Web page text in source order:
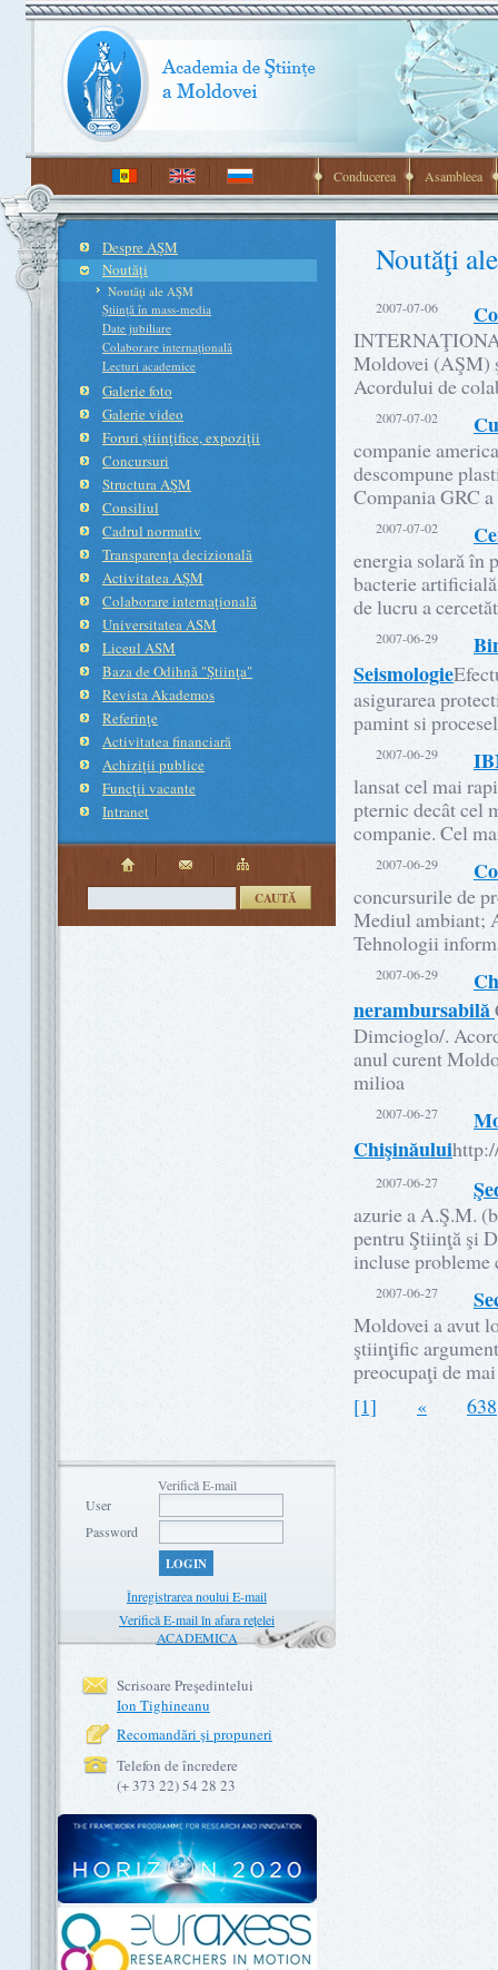
Conducerea Asambleea
Despre AŞM
Noutăţi
Noutăţi ale AŞM
Ştiinţă în mass-media
Date jubiliare
Colaborare internaţională
Lecturi academice
Galerie foto
Galerie video
Foruri ştiinţifice, expoziţii
Concursuri
Structura AŞM
Consiliul
Cadrul normativ
Transparenţa decizională
Activitatea AŞM
Colaborare internaţională
Universitatea ASM
Liceul ASM
Baza de Odihnă "Ştiinţa"
Revista Akademos
Referinţe
Activitatea financiară
Achiziţii publice
Funcţii vacante
Intranet
CAUTĂ
Verifică E-mail
User
Password
LOGIN
Înregistrarea noului E-mail
Verifică E-mail în afara rețelei
ACADEMICA
Scrisoare Preşedintelui
Ion Tighineanu
Recomandări şi propuneri
Telefon de încredere
(+ 373 22) 54 28 23
Noutăţi
2007-07-06
Moldovei (AŞM)
Acordului de
2007-07-02
companie
descompune
Compania GRC
2007-07-02
energia solară în
bacterie
de lucru a
2007-06-29
Seismologie
asigurarea
pamint si
2007-06-29
lansat cel mai
pternic decât cel
companie. Cel
2007-06-29
concursurile de
Mediul ambiant;
Tehnologii
2007-06-29
nerambursabilă
Dimcioglo/.
anul curent
milioa
2007-06-27
Chişinăului
2007-06-27
azurie a A.Ş.M.
pentru Ştiinţă şi
incluse probleme
2007-06-27
Moldovei a avut
ştiinţific
preocupaţi de
[1]
« 638